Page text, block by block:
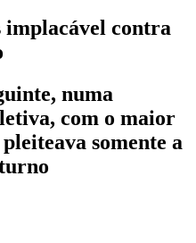
implacável contra
numa
com o maior
somente a